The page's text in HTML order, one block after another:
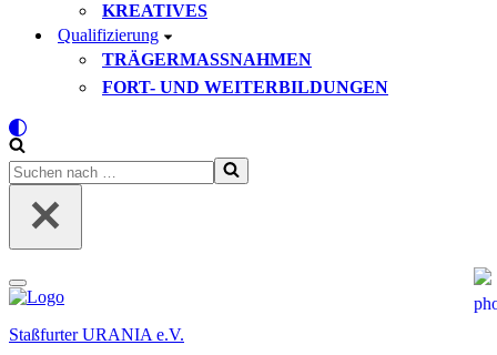
KREATIVES
Qualifizierung
TRÄGERMASSNAHMEN
FORT- UND WEITERBILDUNGEN
Suchen
nach …
Navigationsmenü
Staßfurter URANIA e.V.